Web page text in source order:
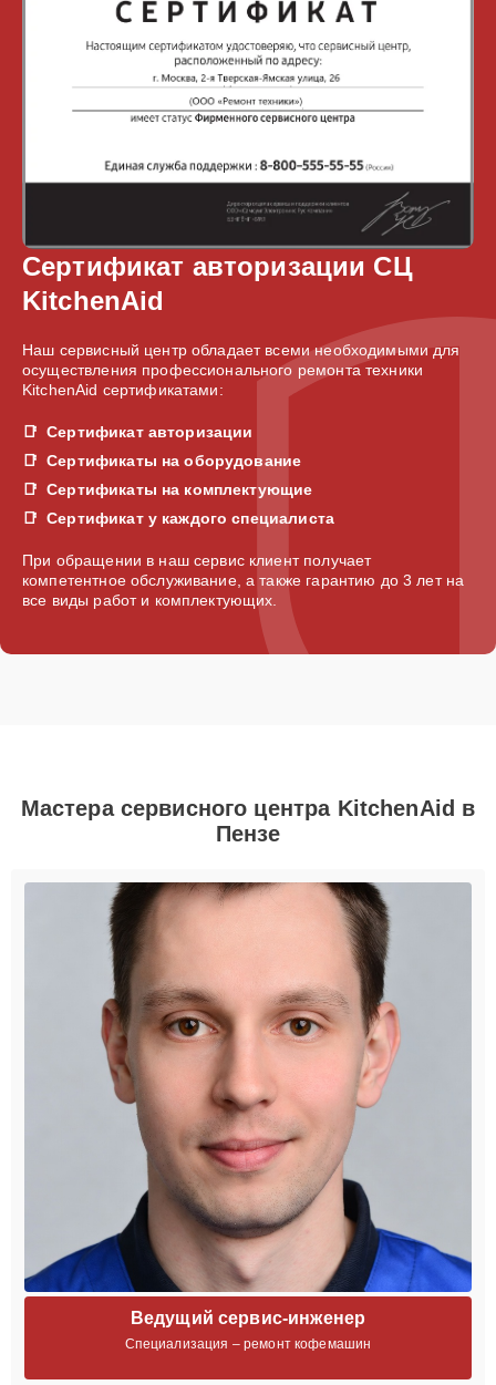
Сертификат авторизации СЦ
KitchenAid
Наш сервисный центр обладает всеми необходимыми для
осуществления профессионального ремонта техники
KitchenAid сертификатами:
Сертификат авторизации
Сертификаты на оборудование
Сертификаты на комплектующие
Сертификат у каждого специалиста
При обращении в наш сервис клиент получает
компетентное обслуживание, а также гарантию до 3 лет на
все виды работ и комплектующих.
Мастера сервисного центра KitchenAid в
Пензе
Ведущий сервис-инженер
Специализация – ремонт кофемашин